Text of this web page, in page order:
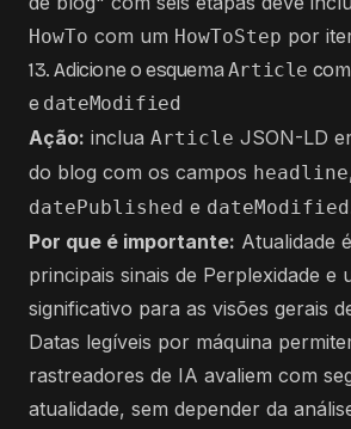
HowTo com um HowToStep por
13. Adicione o esquemaArticle com
e dateModified
Ação: inclua Article JSON-LD
do blog com os campos headline
datePublished e dateModified
Por que é importante: Atualidade
principais sinais de Perplexidade e
significativo para as visões gerais
Datas legíveis por máquina
rastreadores de IA avaliem com
atualidade, sem depender da